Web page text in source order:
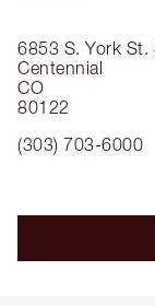
6853 S. York St.
Centennial
CO
80122
(303) 703-6000